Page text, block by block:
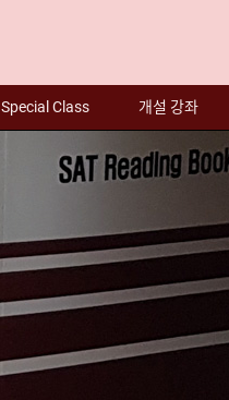
Special Class 개설 강좌